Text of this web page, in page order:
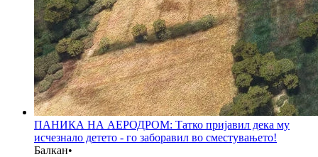
ПАНИКА НА АЕРОДРОМ: Татко пријавил дека му
исчезнало детето - го заборавил во сместувањето!
Балкан•